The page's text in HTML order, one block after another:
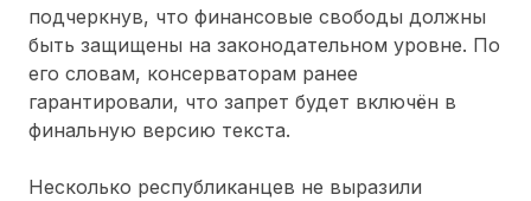
подчеркнув, что финансовые свободы должны
быть защищены на законодательном уровне. По
его словам, консерваторам ранее
гарантировали, что запрет будет включён в
финальную версию текста.
Несколько республиканцев не выразили